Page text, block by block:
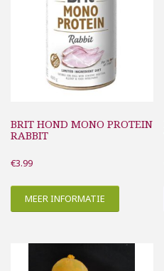
BRIT HOND MONO PROTEIN
RABBIT
€3.99
MEER INFORMATIE